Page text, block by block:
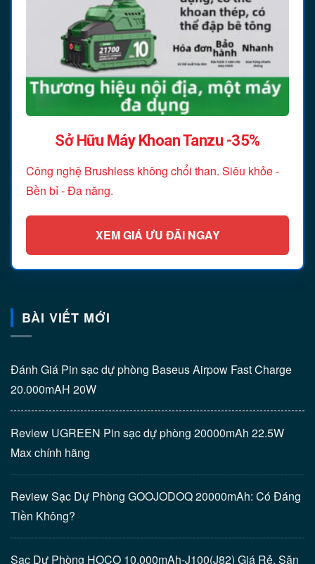
Sở Hữu Máy Khoan Tanzu -35%
Công nghệ Brushless không chổi than. Siêu khỏe -
Bền bỉ - Đa năng.
XEM GIÁ ƯU ĐÃI NGAY
BÀI VIẾT MỚI
Đánh Giá Pin sạc dự phòng Baseus Airpow Fast Charge
20.000mAH 20W
Review UGREEN Pin sạc dự phòng 20000mAh 22.5W
Max chính hãng
Review Sạc Dự Phòng GOOJODOQ 20000mAh: Có Đáng
Tiền Không?
Sạc Dự Phòng HOCO 10.000mAh-J100(J82) Giá Rẻ, Săn